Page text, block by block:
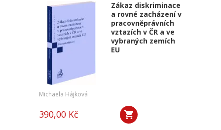
Zákaz diskriminace
a rovné zacházení v
pracovněprávních
vztazích v ČR a ve
vybraných zemích
EU
Michaela Hájková
390,00 Kč